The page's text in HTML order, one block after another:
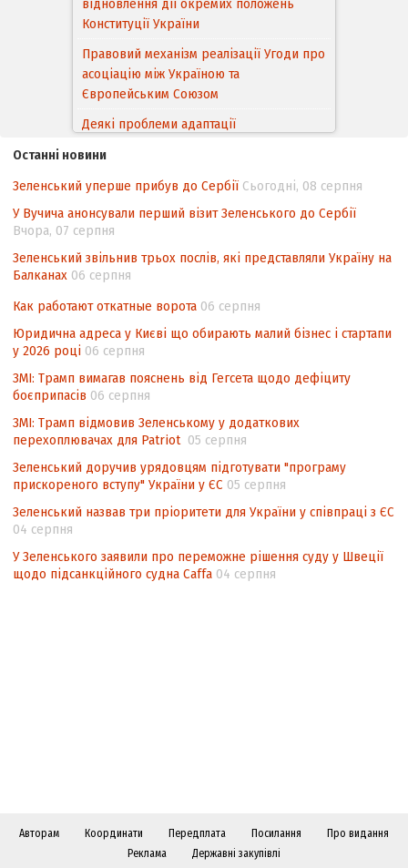
відновлення дії окремих положень
Конституції України
Правовий механізм реалізації Угоди про
асоціацію між Україною та
Європейським Cоюзом
Деякі проблеми адаптації
походження товарів відповідно до
Угоди про торговельні аспекти прав
інтелектуальної власності (TRIPS) у
контексті євроінтеграції
Аналіз виборчого законодавства щодо
невизначеності механізму повторного
Інформаційна безпека суспільства
Останні новини
Зеленський уперше прибув до Сербії Сьогодні, 08 серпня
У Вучича анонсували перший візит Зеленського до Сербії
Вчора, 07 серпня
Зеленський звільнив трьох послів, які представляли Україну на
Балканах 06 серпня
Как работают откатные ворота 06 серпня
Юридична адреса у Києві що обирають малий бізнес і стартапи
у 2026 році 06 серпня
ЗМІ: Трамп вимагав пояснень від Гегсета щодо дефіциту
боєприпасів 06 серпня
ЗМІ: Трамп відмовив Зеленському у додаткових
перехоплювачах для Patriot 05 серпня
Зеленський доручив урядовцям підготувати "програму
прискореного вступу" України у ЄС 05 серпня
Зеленський назвав три пріоритети для України у співпраці з ЄС
04 серпня
У Зеленського заявили про переможне рішення суду у Швеції
щодо підсанкційного судна Caffa 04 серпня
Авторам Координати Передплата Посилання
Про видання
Реклама
Державні закупівлі